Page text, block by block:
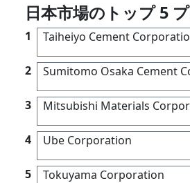
日本市場のトップ 5
1 Taiheiyo Cement
2 Sumitomo Osaka Cement
3 Mitsubishi Materials
4 Ube Corporation
5 Tokuyama Corporation